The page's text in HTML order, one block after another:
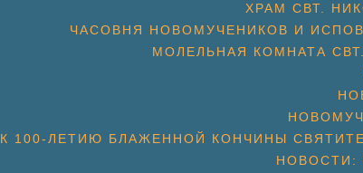
ХРАМ СВТ.
ЧАСОВНЯ НОВОМУЧЕНИКОВ И
МОЛЕЛЬНАЯ КОМНАТА
К 100-ЛЕТИЮ БЛАЖЕННОЙ КОНЧИНЫ
НОВОСТИ: